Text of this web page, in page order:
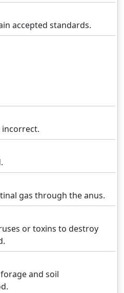
accepted standards.
incorrect.
gas through the anus.
or toxins to destroy
and soil